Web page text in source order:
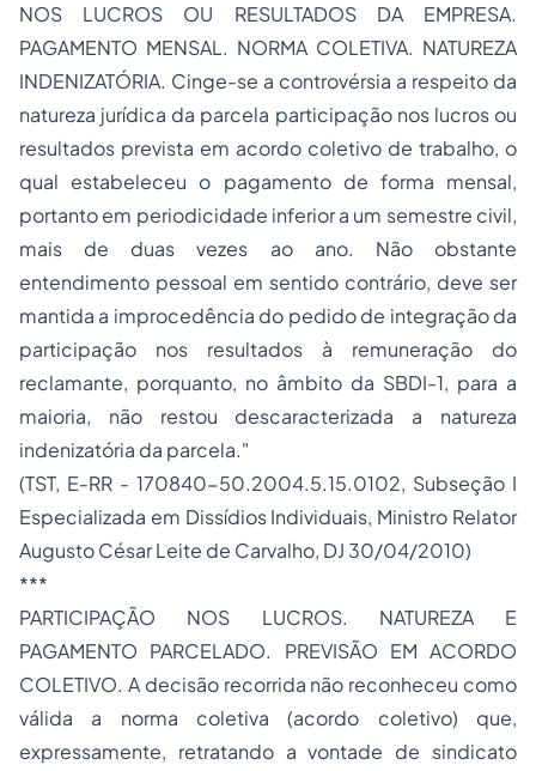
NOS LUCROS OU RESULTADOS DA EMPRESA.
PAGAMENTO MENSAL. NORMA COLETIVA. NATUREZA
INDENIZATÓRIA. Cinge-se a controvérsia a respeito da
natureza jurídica da parcela participação nos lucros ou
resultados prevista em acordo coletivo de trabalho, o
qual estabeleceu o pagamento de forma mensal,
portanto em periodicidade inferior a um semestre civil,
mais de duas vezes ao ano. Não obstante
entendimento pessoal em sentido contrário, deve ser
mantida a improcedência do pedido de integração da
participação nos resultados à remuneração do
reclamante, porquanto, no âmbito da SBDI-1, para a
maioria, não restou descaracterizada a natureza
indenizatória da parcela."
(TST, E-RR - 170840-50.2004.5.15.0102, Subseção I
Especializada em Dissídios Individuais, Ministro Relator
Augusto César Leite de Carvalho, DJ 30/04/2010)
***
PARTICIPAÇÃO NOS LUCROS. NATUREZA E
PAGAMENTO PARCELADO. PREVISÃO EM ACORDO
COLETIVO. A decisão recorrida não reconheceu como
válida a norma coletiva (acordo coletivo) que,
expressamente, retratando a vontade de sindicato